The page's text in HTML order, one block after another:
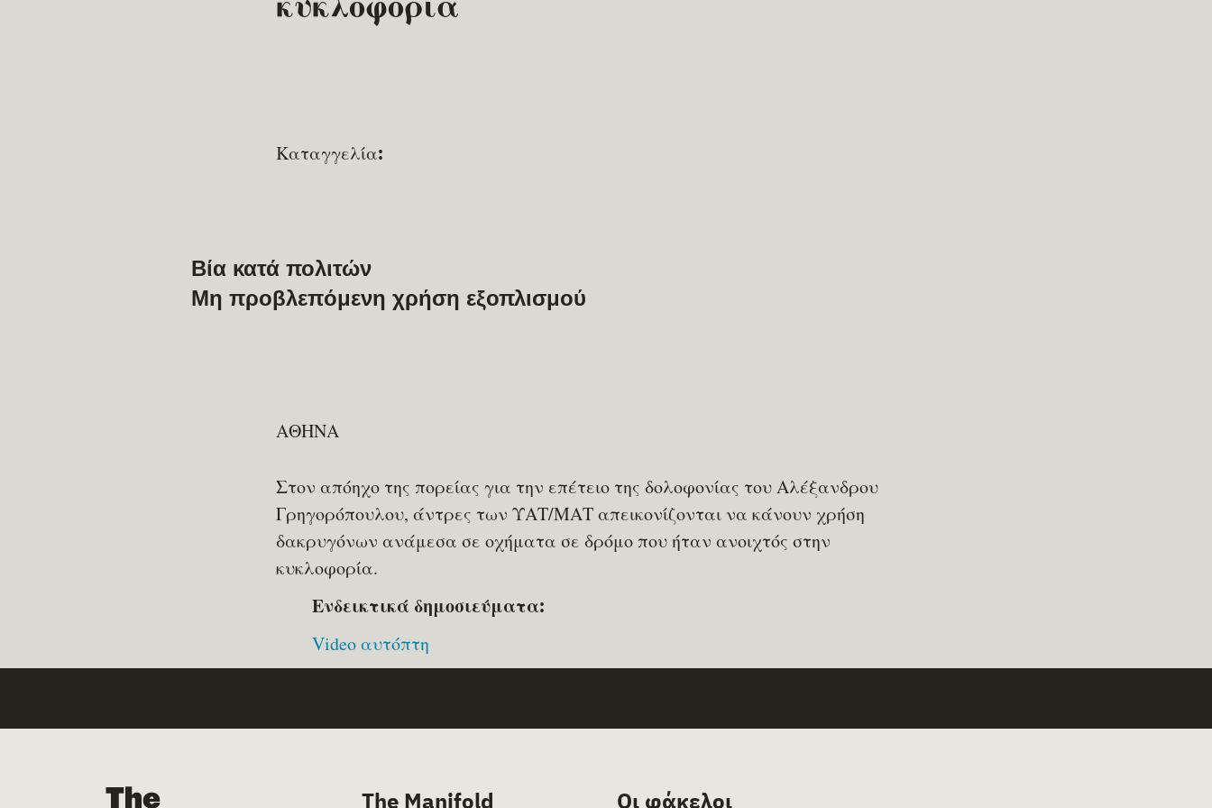
Καταγγελία:
Βία κατά πολιτών
Μη προβλεπόμενη χρήση εξοπλισμού
ΑΘΗΝΑ
Στον απόηχο της πορείας για την επέτειο της δολοφονίας του Αλέξανδρου
Γρηγορόπουλου, άντρες των ΥΑΤ/ΜΑΤ απεικονίζονται να κάνουν χρήση
δακρυγόνων ανάμεσα σε οχήματα σε δρόμο που ήταν ανοιχτός στην
κυκλοφορία.
Ενδεικτικά δημοσιεύματα:
Video αυτόπτη
The Manifold Files The Manifold Οι φάκελοι